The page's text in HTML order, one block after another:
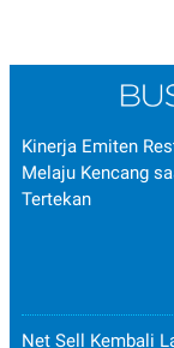
Kinerja Emiten
Melaju Kencang
Tertekan
Net Sell Kembali